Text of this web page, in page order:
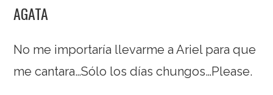
AGATA
No me importaría llevarme a Ariel para que
me cantara…Sólo los días chungos…Please.